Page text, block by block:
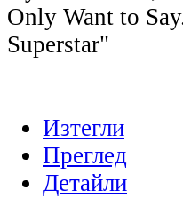
Only Want to
Superstar"
Изтегли
Преглед
Детайли